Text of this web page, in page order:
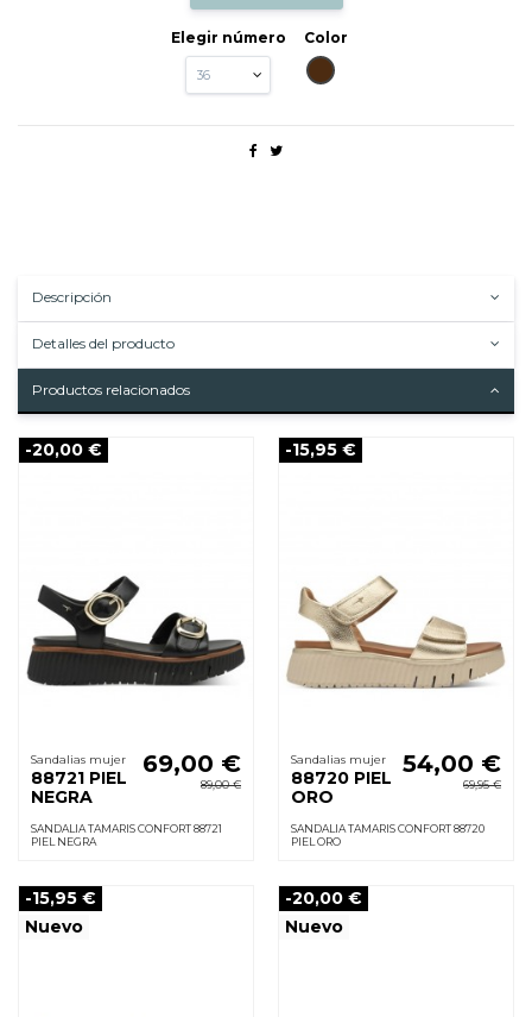
Elegir número
Color
MARRON
Descripción
Detalles del producto
Productos relacionados
-20,00 €
Sandalias mujer
88721 PIEL
NEGRA
69,00 €
89,00 €
SANDALIA TAMARIS CONFORT 88721
PIEL NEGRA
-15,95 €
Sandalias mujer
88720 PIEL
ORO
54,00 €
69,95 €
SANDALIA TAMARIS CONFORT 88720
PIEL ORO
-15,95 €
Nuevo
-20,00 €
Nuevo